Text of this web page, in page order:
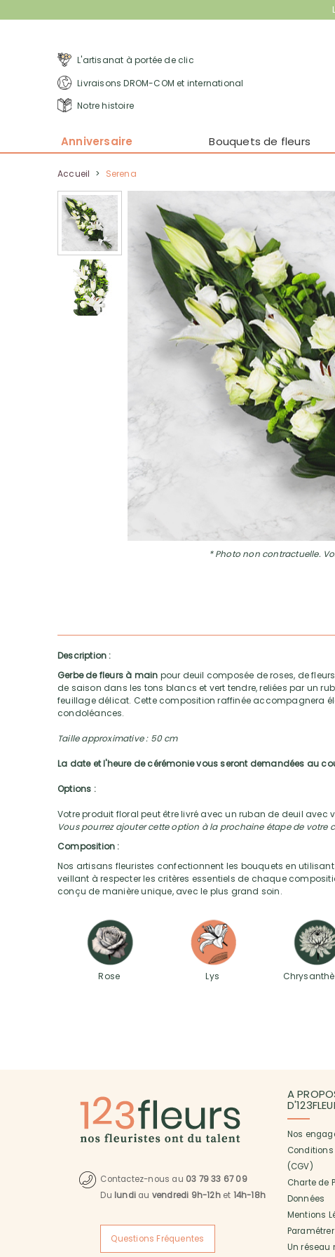
L'artisanat à portée de clic
Livraisons DROM-COM et international
Notre histoire
Anniversaire Bouquets de fleurs
Accueil > Serena
* Photo non contractuelle.
Description :
Gerbe de fleurs à main pour deuil composée de roses, de
de saison dans les tons blancs et vert tendre, reliées par un
feuillage délicat. Cette composition raffinée accompagnera
condoléances.
Taille approximative : 50 cm
La date et l'heure de cérémonie vous seront demandées au
Options :
Votre produit floral peut être livré avec un ruban de deuil avec
Vous pourrez ajouter cette option à la prochaine étape de votre
Composition :
Nos artisans fleuristes confectionnent les bouquets en
veillant à respecter les critères essentiels de chaque
conçu de manière unique, avec le plus grand soin.
Rose Lys
Contactez-nous au 03 79 33 67 09
Du lundi au vendredi 9h-12het 14h-18h
Questions Fréquentes
A
Nos
(CGV)
Charte de
Données
Mentions
Un réseau